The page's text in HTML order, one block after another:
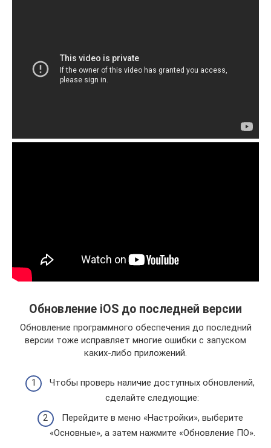
Обновление iOS до последней версии
Обновление программного обеспечения до последний
версии тоже исправляет многие ошибки с запуском
каких-либо приложений.
Чтобы проверь наличие доступных обновлений,
сделайте следующие:
Перейдите в меню «Настройки», выберите
«Основные», а затем нажмите «Обновление ПО».